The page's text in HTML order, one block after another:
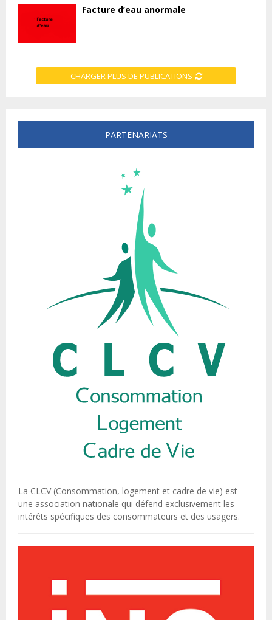
Facture d’eau anormale
CHARGER PLUS DE PUBLICATIONS
PARTENARIATS
La CLCV (Consommation, logement et cadre de vie) est
une association nationale qui défend exclusivement les
intérêts spécifiques des consommateurs et des usagers.